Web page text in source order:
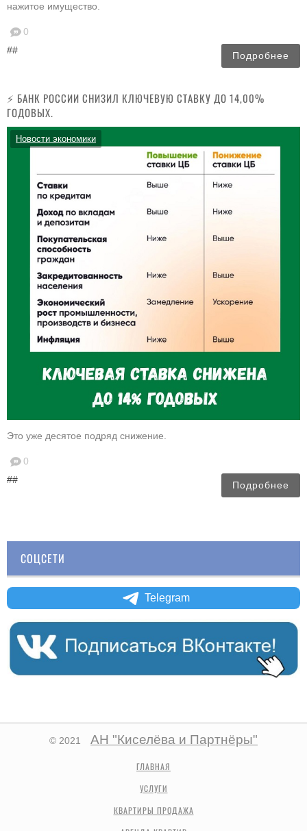
нажитое имущество.
0
##
Подробнее
⚡️ БАНК РОССИИ СНИЗИЛ КЛЮЧЕВУЮ СТАВКУ ДО 14,00%
ГОДОВЫХ.
Новости экономики
Это уже десятое подряд снижение.
0
##
Подробнее
СОЦСЕТИ
Telegram
© 2021 АН "Киселёва и Партнёры"
ГЛАВНАЯ
УСЛУГИ
КВАРТИРЫ ПРОДАЖА